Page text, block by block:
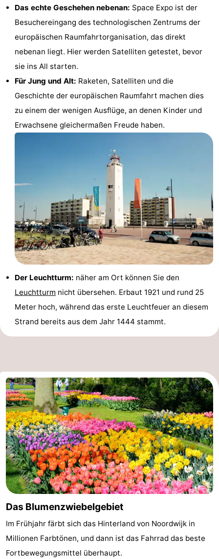
Das echte Geschehen nebenan: Space Expo ist der
Besuchereingang des technologischen Zentrums der
europäischen Raumfahrtorganisation, das direkt
nebenan liegt. Hier werden Satelliten getestet, bevor
sie ins All starten.
Für Jung und Alt: Raketen, Satelliten und die
Geschichte der europäischen Raumfahrt machen dies
zu einem der wenigen Ausflüge, an denen Kinder und
Erwachsene gleichermaßen Freude haben.
Der Leuchtturm: näher am Ort können Sie den
Leuchtturm nicht übersehen. Erbaut 1921 und rund 25
Meter hoch, während das erste Leuchtfeuer an diesem
Strand bereits aus dem Jahr 1444 stammt.
Das Blumenzwiebelgebiet
Im Frühjahr färbt sich das Hinterland von Noordwijk in
Millionen Farbtönen, und dann ist das Fahrrad das beste
Fortbewegungsmittel überhaupt.